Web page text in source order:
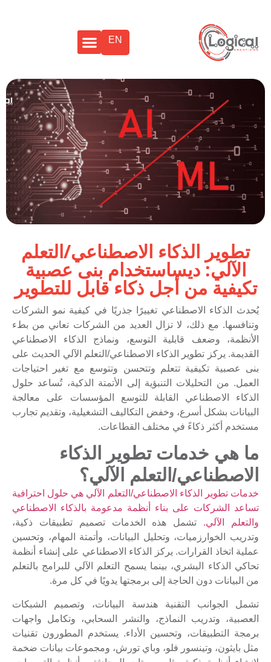
EN
تطوير الذكاء الاصطناعي/التعلم
الآلي: ديساستخدام بنى عصبية
تكيفية من أجل ذكاء قابل للتطوير
يُحدث الذكاء الاصطناعي تغييرًا جذريًا في كيفية نمو الشركات
وتنافسها. مع ذلك، لا تزال العديد من الشركات تعاني من بطء
الأنظمة، وضعف قابلية التوسع، ونماذج الذكاء الاصطناعي
القديمة. يركز تطوير الذكاء الاصطناعي/التعلم الآلي الحديث على
بنى عصبية تكيفية تتعلم وتتحسن وتتوسع مع تغير احتياجات
العمل. من التحليلات التنبؤية إلى الأتمتة الذكية، تُساعد حلول
الذكاء الاصطناعي القابلة للتوسع المؤسسات على معالجة
البيانات بشكل أسرع، وخفض التكاليف التشغيلية، وتقديم تجارب
مستخدم أكثر ذكاءً في مختلف القطاعات.
ما هي خدمات تطوير الذكاء
الاصطناعي/التعلم الآلي؟
خدمات تطوير الذكاء الاصطناعي/التعلم الآلي هي حلول احترافية
تساعد الشركات على بناء أنظمة مدعومة بالذكاء الاصطناعي
والتعلم الآلي. تشمل هذه الخدمات تصميم تطبيقات ذكية،
وتدريب الخوارزميات، وتحليل البيانات، وأتمتة المهام، وتحسين
عملية اتخاذ القرارات. يركز الذكاء الاصطناعي على إنشاء أنظمة
تحاكي الذكاء البشري، بينما يسمح التعلم الآلي للبرامج بالتعلم
من البيانات دون الحاجة إلى برمجتها يدويًا في كل مرة.
تشمل الجوانب التقنية هندسة البيانات، وتصميم الشبكات
العصبية، وتدريب النماذج، والنشر السحابي، وتكامل واجهات
برمجة التطبيقات، وتحسين الأداء. يستخدم المطورون تقنيات
مثل بايثون، وتينسور فلو، وباي تورش، ومجموعات بيانات ضخمة